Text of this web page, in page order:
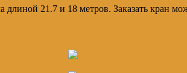
длиной 21.7 и 18 метров. Заказать кран